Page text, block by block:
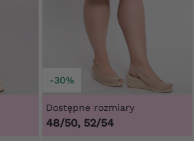
-30%
Dostępne rozmiary
48/50, 52/54